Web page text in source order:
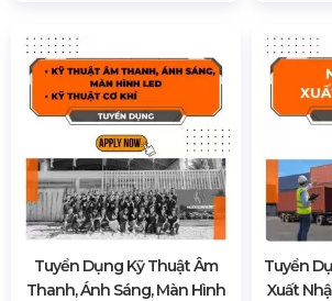
Tuyển Dụng Kỹ Thuật Âm
Thanh, Ánh Sáng, Màn Hình
Tuyển
Xuất